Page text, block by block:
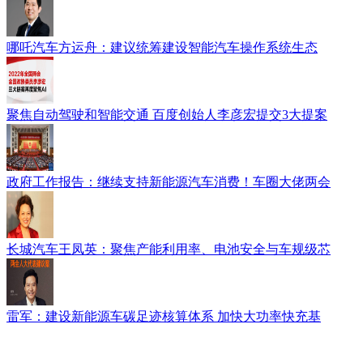
哪吒汽车方运舟：建议统筹建设智能汽车操作系统生态
聚焦自动驾驶和智能交通 百度创始人李彦宏提交3大提案
政府工作报告：继续支持新能源汽车消费！车圈大佬两会
长城汽车王凤英：聚焦产能利用率、电池安全与车规级芯
雷军：建设新能源车碳足迹核算体系 加快大功率快充基